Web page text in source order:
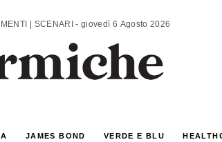
ANALISI | COMMENTI | SCENARI - giovedì 6 Agosto 2026
JAMES BOND VERDE E BLU